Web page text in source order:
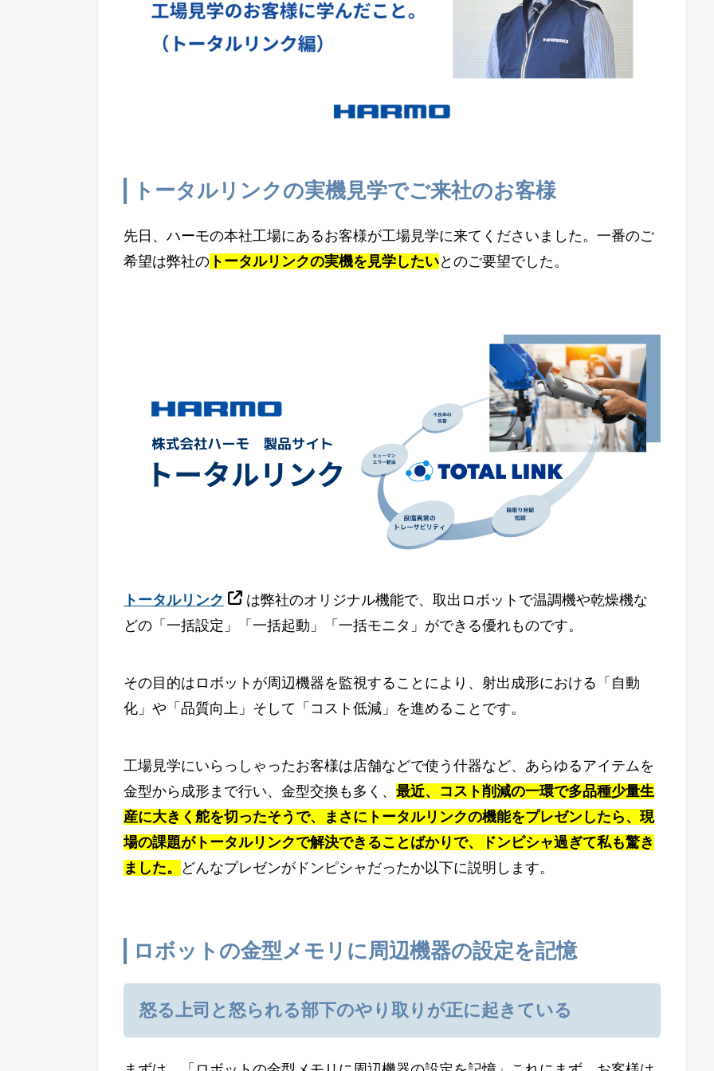
トータルリンクの実機見学でご来社のお客様
先日、ハーモの本社工場にあるお客様が工場見学に来てくださいました。一番のご
希望は弊社の トータルリンクの実機を見学したいとのご要望でした。
トータルリンク
は弊社のオリジナル機能で、取出ロボットで温調機や乾燥機な
どの「一括設定」「一括起動」「一括モニタ」ができる優れものです。
その目的はロボットが周辺機器を監視することにより、射出成形における「自動
化」や「品質向上」そして「コスト低減」を進めることです。
工場見学にいらっしゃったお客様は店舗などで使う什器など、あらゆるアイテムを
金型から成形まで行い、金型交換も多く、 最近、コスト削減の一環で多品種少量生
産に大きく舵を切ったそうで、まさにトータルリンクの機能をプレゼンしたら、現
場の課題がトータルリンクで解決できることばかりで、ドンピシャ過ぎて私も驚き
ました。 どんなプレゼンがドンピシャだったか以下に説明します。
ロボットの金型メモリに周辺機器の設定を記憶
怒る上司と怒られる部下のやり取りが正に起きている